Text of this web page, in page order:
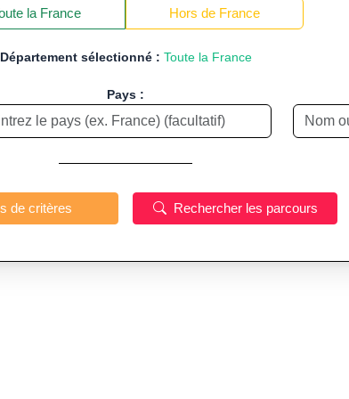
Toute la France Hors de France
Département sélectionné : Toute la France
Pays :
Plus de critères Rechercher les parcours